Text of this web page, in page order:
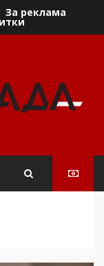
За реклама